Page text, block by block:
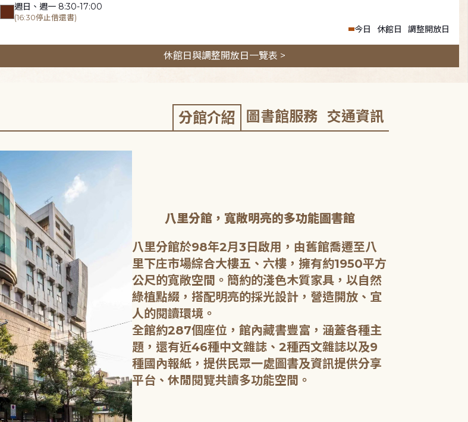
週日、週一 8:30-17:00
(16:30停止借還書)
今日 休館日 調整開放日
休館日與調整開放日一覽表 >
分館介紹 圖書館服務 交通資訊
八里分館，寬敞明亮的多功能圖書館
八里分館於98年2月3日啟用，由舊館喬遷至八
里下庄市場綜合大樓五、六樓，擁有約1950平方
公尺的寬敞空間。簡約的淺色木質家具，以自然
綠植點綴，搭配明亮的採光設計，營造開放、宜
人的閱讀環境。
全館約287個座位，館內藏書豐富，涵蓋各種主
題，還有近46種中文雜誌、2種西文雜誌以及9
種國內報紙，提供民眾一處圖書及資訊提供分享